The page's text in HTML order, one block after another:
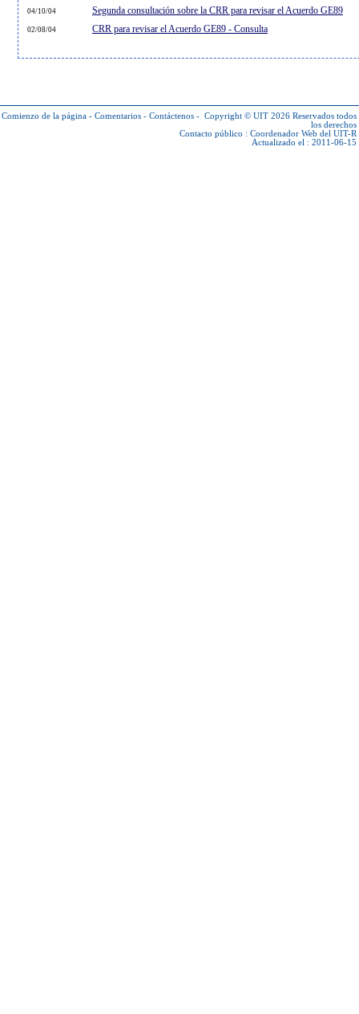
04/10/04 Segunda consultación sobre la CRR para revisar el Acuerdo GE89
02/08/04 CRR para revisar el Acuerdo GE89 - Consulta
Comienzo de la página - Comentarios - Contáctenos - Copyright © UIT 2026 Reservados todos
los derechos
Contacto público : Coordenador Web del UIT-R
Actualizado el : 2011-06-15